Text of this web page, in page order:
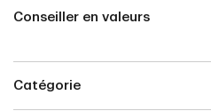
Conseiller en valeurs
Catégorie